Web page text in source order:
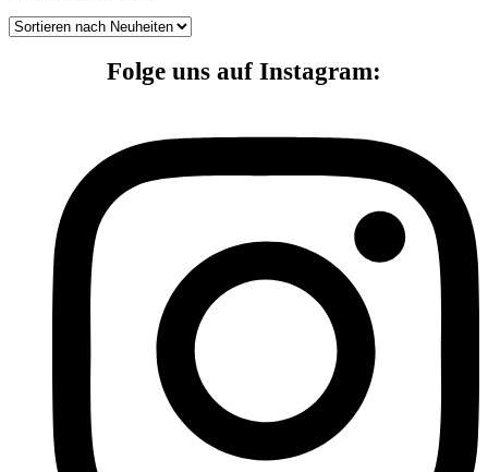
Folge uns auf Instagram: